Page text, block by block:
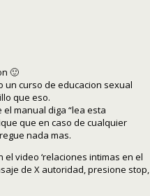
🙂
un curso de educacion sexual
que eso.
manual diga “lea esta
que en caso de cualquier
nada mas.
el video ‘relaciones intimas en el
de X autoridad, presione stop,